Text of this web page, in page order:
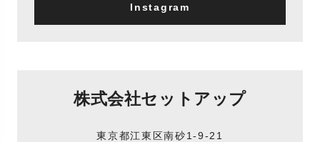
Instagram
株式会社セットアップ
東京都江東区南砂1-9-21